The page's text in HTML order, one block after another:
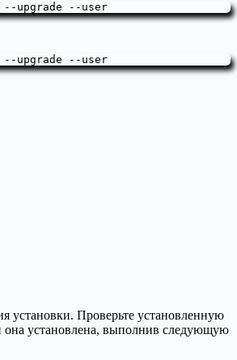
upgrade --user
upgrade --user
установки. Проверьте установленную
установлена, выполнив следующую